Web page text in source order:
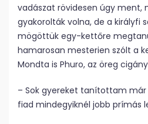
vadászat rövidesen úgy ment,
gyakorolták volna, de a királyfi
mögöttük egy-kettőre
hamarosan mesterien szólt a
Mondta is Phuro, az öreg
– Sok gyereket tanítottam
fiad mindegyiknél jobb prímás